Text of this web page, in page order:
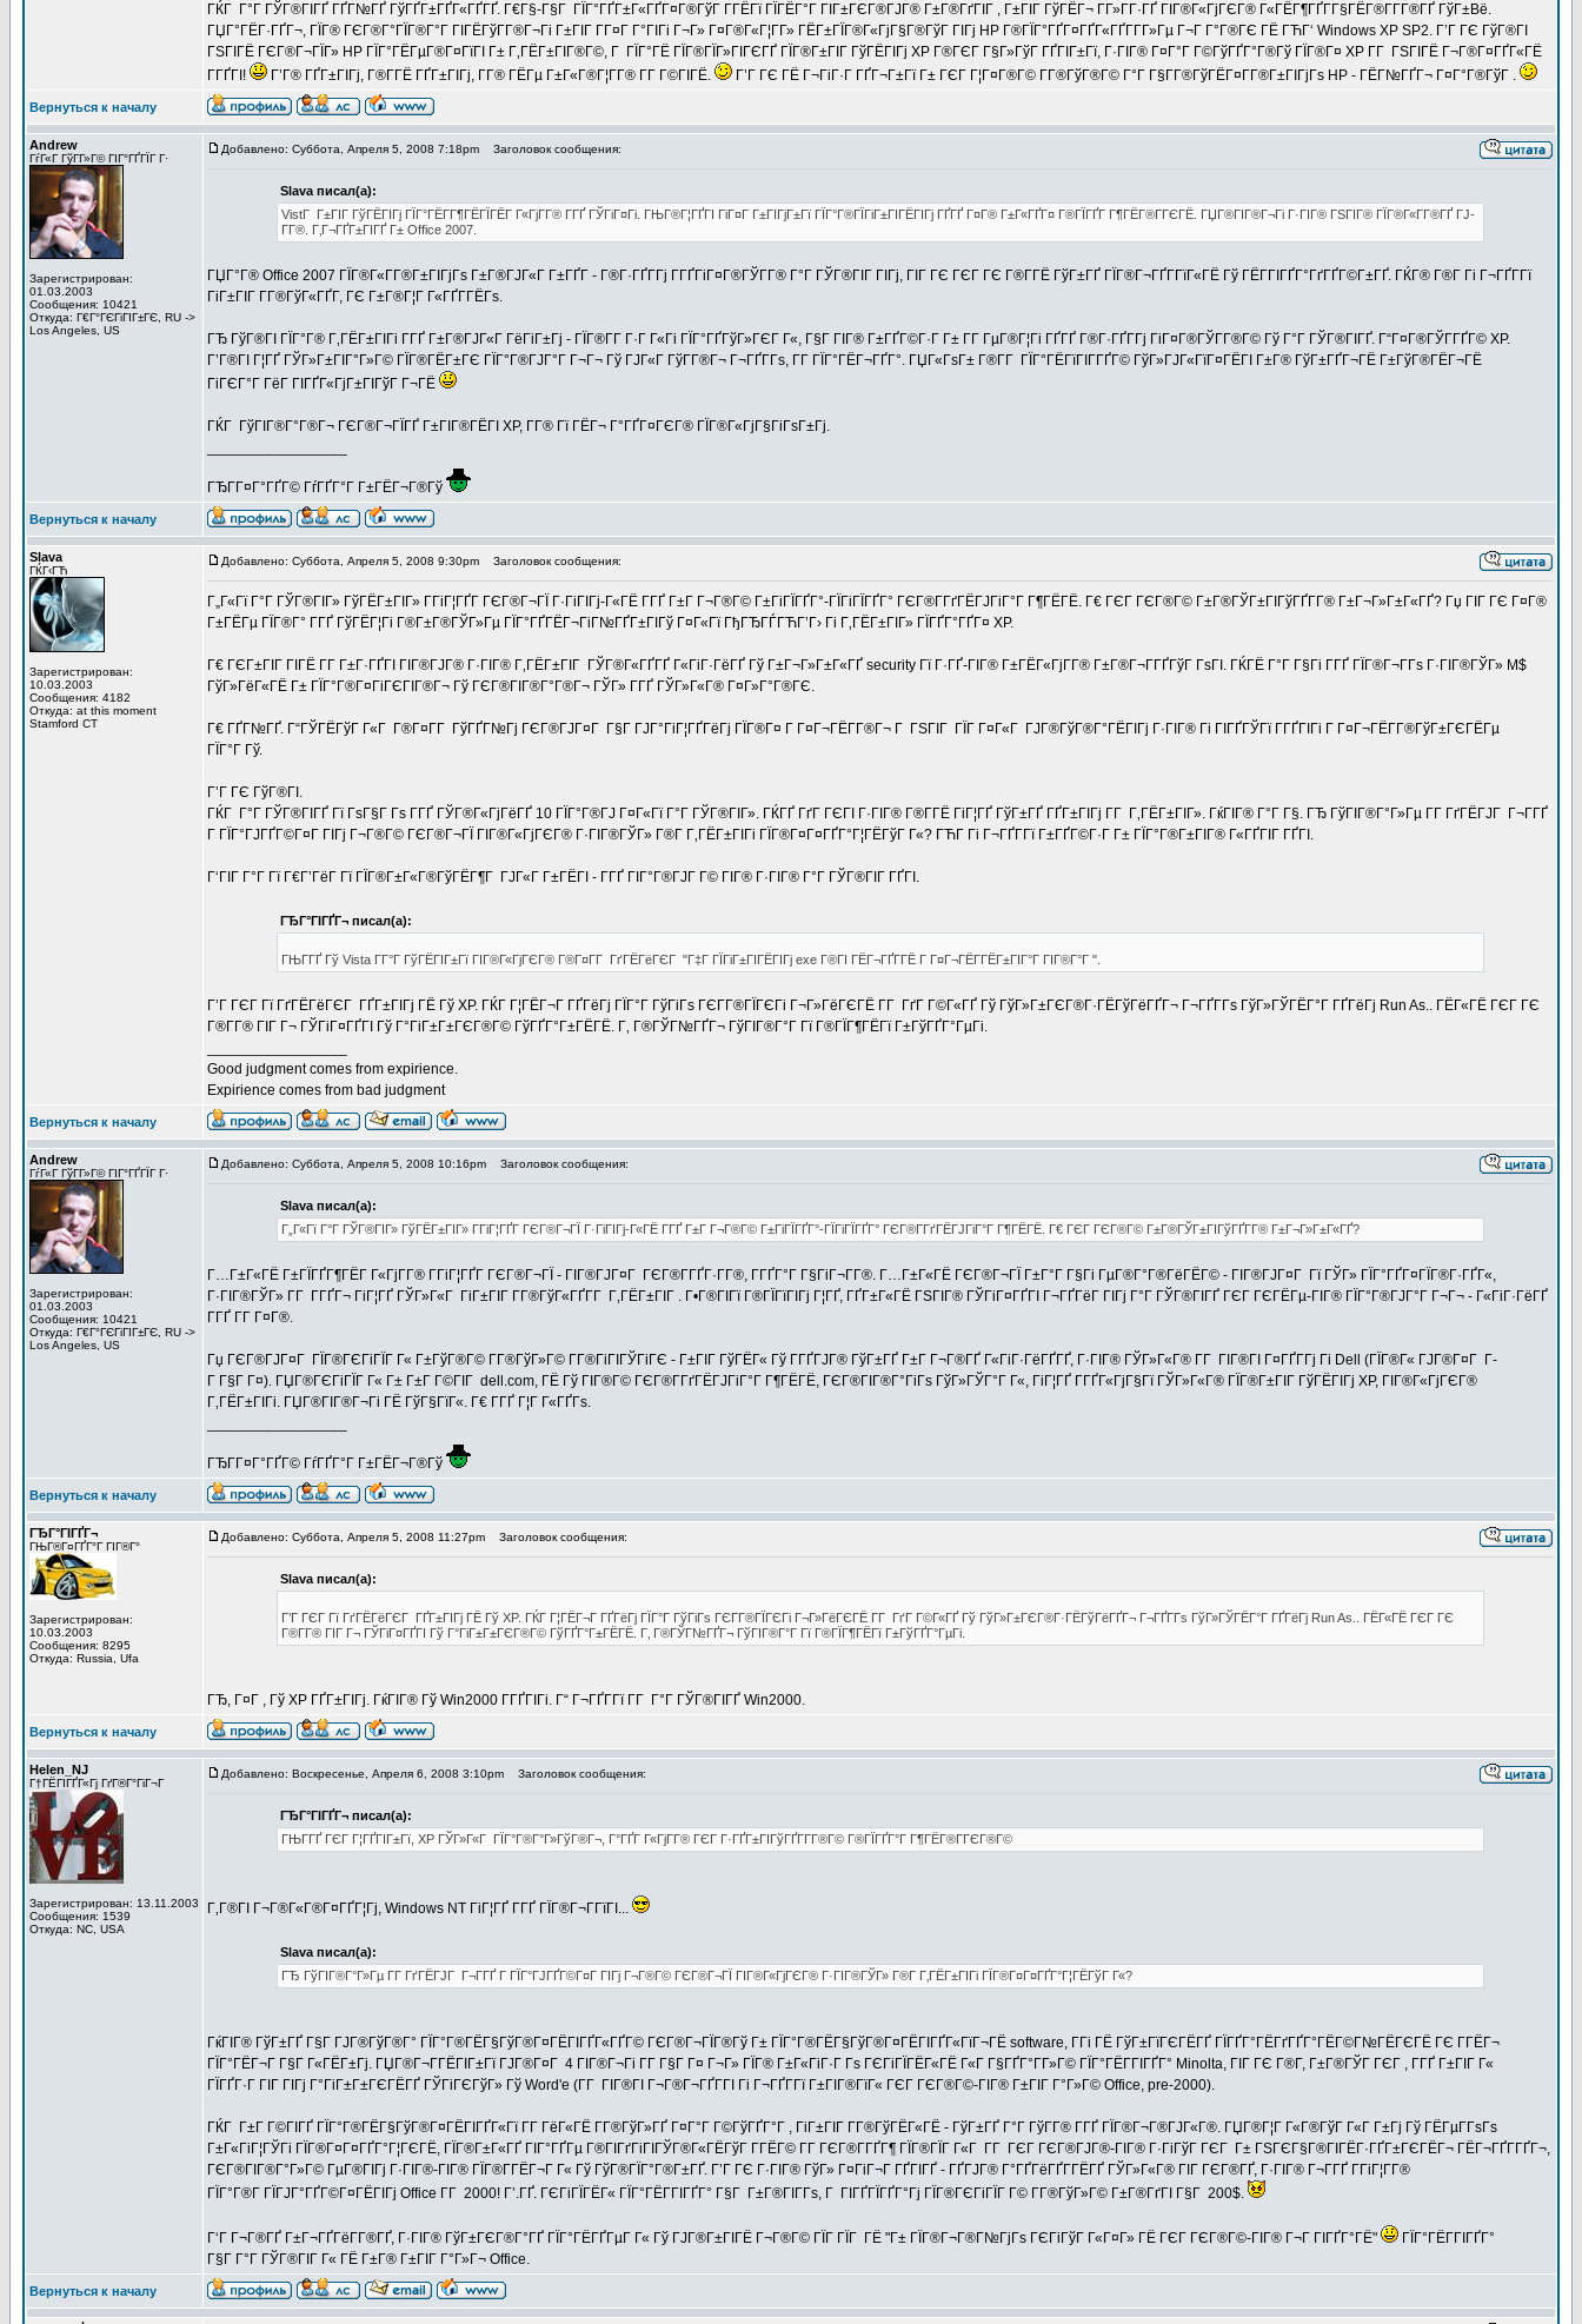
ГЌГ Г°Г ГЎГ®ГІГҐ ГҐГ№ГҐ ГўГҐГ±ГҐГ«ГҐГҐ. Г€Г§-Г§Г ГЇГ°ГҐГ±Г«ГҐГ¤Г®ГўГ Г­ГЁГї ГЇГЁГ°Г ГІГ±ГЄГ®ГЈГ® Г±Г®ГґГІГ , Г±ГІГ ГўГЁГ¬ Г­Г»Г­Г·ГҐ ГІГ®Г«ГјГЄГ® Г«ГЁГ¶ГҐГ­Г§ГЁГ®Г­Г­Г®ГҐ ГўГ±Вё.
ГЏГ°ГЁГ·ГҐГ¬, ГЇГ® ГЄГ®Г°ГЇГ®Г°Г ГІГЁГўГ­Г®Г¬Гі Г±ГІГ Г­Г¤Г Г°ГІГі Г¬Г» Г¤Г®Г«Г¦Г­Г» ГЁГ±ГЇГ®Г«ГјГ§Г®ГўГ ГІГј HP Г®ГЇГ°ГҐГ¤ГҐГ«ГҐГ­Г­Г»Гµ Г¬Г Г°Г®ГЄ ГЁ ГЋГ‘ Windows XP SP2. Г’Г ГЄ ГўГ®ГІ
ГЅГІГЁ ГЄГ®Г¬ГЇГ» HP ГЇГ°ГЁГµГ®Г¤ГїГІ Г± Г‚ГЁГ±ГІГ®Г©, Г ГЇГ°ГЁ ГЇГ®ГЇГ»ГІГЄГҐ ГЇГ®Г±ГІГ ГўГЁГІГј XP Г®ГЄГ Г§Г»ГўГ ГҐГІГ±Гї, Г·ГІГ® Г¤Г°Г Г©ГўГҐГ°Г®Гў ГЇГ®Г¤ XP Г­Г ГЅГІГЁ Г¬Г®Г¤ГҐГ«ГЁ
Г­ГҐГІ!
Г’Г® ГҐГ±ГІГј, Г®Г­ГЁ ГҐГ±ГІГј, Г­Г® ГЁГµ Г±Г«Г®Г¦Г­Г® Г­Г Г©ГІГЁ. Г’Г ГЄ ГЁ Г¬ГіГ·Г ГҐГ¬Г±Гї Г± ГЄГ Г¦Г¤Г®Г© Г­Г®ГўГ®Г© Г°Г Г§Г­Г®ГўГЁГ¤Г­Г®Г±ГІГјГѕ HP - ГЁГ№ГҐГ¬ Г¤Г°Г®ГўГ .
Вернуться к началу
Andrew
ГѓГ«Г ГўГ­Г»Г© ГІГ°ГҐГЇГ Г·
Зарегистрирован:
01.03.2003
Сообщения: 10421
Откуда: Г€Г°ГЄГіГІГ±ГЄ, RU ->
Los Angeles, US
Добавлено: Суббота, Апреля 5, 2008 7:18pm Заголовок сообщения:
Slava писал(а):
VistГ Г±ГІГ ГўГЁГІГј ГЇГ°ГЁГ­Г¶ГЁГЇГЁГ Г«ГјГ­Г® Г­ГҐ ГЎГіГ¤Гі. ГЊГ®Г¦ГҐГІ ГіГ¤Г Г±ГІГјГ±Гї ГЇГ°Г®ГЇГіГ±ГІГЁГІГј ГҐГҐ Г¤Г® Г±Г«ГҐГ¤ Г®ГЇГҐГ Г¶ГЁГ®Г­ГЄГЁ. ГЏГ®ГІГ®Г¬Гі Г·ГІГ® ГЅГІГ® ГЇГ®Г«Г­Г®ГҐ ГЈ-
Г­Г®. Г‚Г¬ГҐГ±ГІГҐ Г± Office 2007.
ГЏГ°Г® Office 2007 ГЇГ®Г«Г­Г®Г±ГІГјГѕ Г±Г®ГЈГ«Г Г±ГҐГ­ - Г®Г·ГҐГ­Гј Г­ГҐГіГ¤Г®ГЎГ­Г® Г°Г ГЎГ®ГІГ ГІГј, ГІГ ГЄ ГЄГ ГЄ Г®Г­ГЁ ГўГ±ГҐ ГЇГ®Г¬ГҐГ­ГїГ«ГЁ Гў ГЁГ­ГІГҐГ°ГґГҐГ©Г±ГҐ. ГЌГ® Г®Г­ Гі Г¬ГҐГ­Гї
ГіГ±ГІГ Г­Г®ГўГ«ГҐГ­, ГЄ Г±Г®Г¦Г Г«ГҐГ­ГЁГѕ.
ГЂ ГўГ®ГІ ГЇГ°Г® Г‚ГЁГ±ГІГі Г­ГҐ Г±Г®ГЈГ«Г ГёГіГ±Гј - ГЇГ®Г­Г Г·Г Г«Гі ГЇГ°ГҐГўГ»ГЄГ Г«, Г§Г ГІГ® Г±ГҐГ©Г·Г Г± Г­Г ГµГ®Г¦Гі ГҐГҐ Г®Г·ГҐГ­Гј ГіГ¤Г®ГЎГ­Г®Г© Гў Г°Г ГЎГ®ГІГҐ. Г“Г¤Г®ГЎГ­ГҐГ© XP.
Г’Г®ГІ Г¦ГҐ ГЎГ»Г±ГІГ°Г»Г© ГЇГ®ГЁГ±ГЄ ГЇГ°Г®ГЈГ°Г Г¬Г¬ Гў ГЈГ«Г ГўГ­Г®Г¬ Г¬ГҐГ­Гѕ, Г­Г ГЇГ°ГЁГ¬ГҐГ°. ГЏГ«ГѕГ± Г®Г­Г ГЇГ°ГЁГїГІГ­ГҐГ© ГўГ»ГЈГ«ГїГ¤ГЁГІ Г±Г® ГўГ±ГҐГ¬ГЁ Г±ГўГ®ГЁГ¬ГЁ
ГіГЄГ°Г ГёГ ГІГҐГ«ГјГ±ГІГўГ Г¬ГЁ
ГЌГ ГўГІГ®Г°Г®Г¬ ГЄГ®Г¬ГЇГҐ Г±ГІГ®ГЁГІ XP, Г­Г® Гї ГЁГ¬ Г°ГҐГ¤ГЄГ® ГЇГ®Г«ГјГ§ГіГѕГ±Гј.
ГЂГ­Г¤Г°ГҐГ© ГѓГҐГ°Г Г±ГЁГ¬Г®Гў
Вернуться к началу
Slava
ГЌГ‹ГЋ
Зарегистрирован:
10.03.2003
Сообщения: 4182
Откуда: at this moment
Stamford CT
Добавлено: Суббота, Апреля 5, 2008 9:30pm Заголовок сообщения:
Г„Г«Гї Г°Г ГЎГ®ГІГ» ГўГЁГ±ГІГ» Г­ГіГ¦ГҐГ­ ГЄГ®Г¬ГЇ Г·ГіГІГј-Г«ГЁ Г­ГҐ Г±Г Г¬Г®Г© Г±ГіГЇГҐГ°-ГЇГіГЇГҐГ° ГЄГ®Г­ГґГЁГЈГіГ°Г Г¶ГЁГЁ. Г€ ГЄГ ГЄГ®Г© Г±Г®ГЎГ±ГІГўГҐГ­Г® Г±Г¬Г»Г±Г«ГҐ? Гџ ГІГ ГЄ Г¤Г®
Г±ГЁГµ ГЇГ®Г° Г­ГҐ ГўГЁГ¦Гі Г®Г±Г®ГЎГ»Гµ ГЇГ°ГҐГЁГ¬ГіГ№ГҐГ±ГІГў Г¤Г«Гї ГђГЂГЃГЋГ’Г› Гі Г‚ГЁГ±ГІГ» ГЇГҐГ°ГҐГ¤ XP.
Г€ ГЄГ±ГІГ ГІГЁ Г­Г Г±Г·ГҐГІ ГІГ®ГЈГ® Г·ГІГ® Г‚ГЁГ±ГІГ ГЎГ®Г«ГҐГҐ Г«ГіГ·ГёГҐ Гў Г±Г¬Г»Г±Г«ГҐ security Гї Г·ГҐ-ГІГ® Г±ГЁГ«ГјГ­Г® Г±Г®Г¬Г­ГҐГўГ ГѕГІ. ГЌГЁ Г°Г Г§Гі Г­ГҐ ГЇГ®Г¬Г­Гѕ Г·ГІГ®ГЎГ» M$
ГўГ»ГёГ«ГЁ Г± ГЇГ°Г®Г¤ГіГЄГІГ®Г¬ Гў ГЄГ®ГІГ®Г°Г®Г¬ ГЎГ» Г­ГҐ ГЎГ»Г«Г® Г¤Г»Г°Г®ГЄ.
Г€ ГҐГ№ГҐ. Г“ГЎГЁГўГ Г«Г Г®Г¤Г­Г ГўГҐГ№Гј ГЄГ®ГЈГ¤Г Г§Г ГЈГ°ГіГ¦ГҐГёГј ГЇГ®Г¤ Г Г¤Г¬ГЁГ­Г®Г¬ Г ГЅГІГ ГЇГ Г¤Г«Г ГЈГ®ГўГ®Г°ГЁГІГј Г·ГІГ® Гі ГІГҐГЎГї Г­ГҐГІГі Г Г¤Г¬ГЁГ­Г®ГўГ±ГЄГЁГµ
ГЇГ°Г Гў.
Г’Г ГЄ ГўГ®ГІ.
ГЌГ Г°Г ГЎГ®ГІГҐ Гї ГѕГ§Г Гѕ Г­ГҐ ГЎГ®Г«ГјГёГҐ 10 ГЇГ°Г®ГЈ Г¤Г«Гї Г°Г ГЎГ®ГІГ». ГЌГҐ ГґГ ГЄГІ Г·ГІГ® Г®Г­ГЁ ГіГ¦ГҐ ГўГ±ГҐ ГҐГ±ГІГј Г­Г Г‚ГЁГ±ГІГ». ГќГІГ® Г°Г Г§. ГЂ ГўГІГ®Г°Г»Гµ Г­Г ГґГЁГЈГ Г¬Г­ГҐ
Г ГЇГ°ГЈГҐГ©Г¤Г ГІГј Г¬Г®Г© ГЄГ®Г¬ГЇ ГІГ®Г«ГјГЄГ® Г·ГІГ®ГЎГ» Г®Г­ Г‚ГЁГ±ГІГі ГЇГ®Г¤Г¤ГҐГ°Г¦ГЁГўГ Г«? ГЋГ­ Гі Г¬ГҐГ­Гї Г±ГҐГ©Г·Г Г± ГЇГ°Г®Г±ГІГ® Г«ГҐГІГ ГҐГІ.
Г‘ГІГ Г°Г Гї Г€Г’ГёГ Гї ГЇГ®Г±Г«Г®ГўГЁГ¶Г ГЈГ«Г Г±ГЁГІ - Г­ГҐ ГІГ°Г®ГЈГ Г© ГІГ® Г·ГІГ® Г°Г ГЎГ®ГІГ ГҐГІ.
ГЂГ°ГІГҐГ¬ писал(а):
ГЊГ­ГҐ Гў Vista Г­Г°Г ГўГЁГІГ±Гї ГІГ®Г«ГјГЄГ® Г®Г¤Г­Г ГґГЁГёГЄГ "Г‡Г ГЇГіГ±ГІГЁГІГј exe Г®ГІ ГЁГ¬ГҐГ­ГЁ Г Г¤Г¬ГЁГ­ГЁГ±ГІГ°Г ГІГ®Г°Г ".
Г’Г ГЄГ Гї ГґГЁГёГЄГ ГҐГ±ГІГј ГЁ Гў XP. ГЌГ Г¦ГЁГ¬Г ГҐГёГј ГЇГ°Г ГўГіГѕ ГЄГ­Г®ГЇГЄГі Г¬Г»ГёГЄГЁ Г­Г ГґГ Г©Г«ГҐ Гў ГўГ»Г±ГЄГ®Г·ГЁГўГёГҐГ¬ Г¬ГҐГ­Гѕ ГўГ»ГЎГЁГ°Г ГҐГёГј Run As.. ГЁГ«ГЁ ГЄГ ГЄ
Г®Г­Г® ГІГ Г¬ ГЎГіГ¤ГҐГІ Гў Г°ГіГ±Г±ГЄГ®Г© ГўГҐГ°Г±ГЁГЁ. Г‚ Г®ГЎГ№ГҐГ¬ ГўГІГ®Г°Г Гї Г®ГЇГ¶ГЁГї Г±ГўГҐГ°ГµГі.
Good judgment comes from expirience.
Expirience comes from bad judgment
Вернуться к началу
Andrew
ГѓГ«Г ГўГ­Г»Г© ГІГ°ГҐГЇГ Г·
Зарегистрирован:
01.03.2003
Сообщения: 10421
Откуда: Г€Г°ГЄГіГІГ±ГЄ, RU ->
Los Angeles, US
Добавлено: Суббота, Апреля 5, 2008 10:16pm Заголовок сообщения:
Slava писал(а):
Г„Г«Гї Г°Г ГЎГ®ГІГ» ГўГЁГ±ГІГ» Г­ГіГ¦ГҐГ­ ГЄГ®Г¬ГЇ Г·ГіГІГј-Г«ГЁ Г­ГҐ Г±Г Г¬Г®Г© Г±ГіГЇГҐГ°-ГЇГіГЇГҐГ° ГЄГ®Г­ГґГЁГЈГіГ°Г Г¶ГЁГЁ. Г€ ГЄГ ГЄГ®Г© Г±Г®ГЎГ±ГІГўГҐГ­Г® Г±Г¬Г»Г±Г«ГҐ?
Г…Г±Г«ГЁ Г±ГЇГҐГ¶ГЁГ Г«ГјГ­Г® Г­ГіГ¦ГҐГ­ ГЄГ®Г¬ГЇ - ГІГ®ГЈГ¤Г ГЄГ®Г­ГҐГ·Г­Г®, Г­ГҐГ°Г Г§ГіГ¬Г­Г®. Г…Г±Г«ГЁ ГЄГ®Г¬ГЇ Г±Г°Г Г§Гі ГµГ®Г°Г®ГёГЁГ© - ГІГ®ГЈГ¤Г Гї ГЎГ» ГЇГ°ГҐГ¤ГЇГ®Г·ГҐГ«,
Г·ГІГ®ГЎГ» Г­Г Г­ГҐГ¬ ГіГ¦ГҐ ГЎГ»Г«Г ГіГ±ГІГ Г­Г®ГўГ«ГҐГ­Г Г‚ГЁГ±ГІГ . Г•Г®ГІГї Г®ГЇГїГІГј Г¦ГҐ, ГҐГ±Г«ГЁ ГЅГІГ® ГЎГіГ¤ГҐГІ Г¬ГҐГёГ ГІГј Г°Г ГЎГ®ГІГҐ ГЄГ ГЄГЁГµ-ГІГ® ГЇГ°Г®ГЈГ°Г Г¬Г¬ - Г«ГіГ·ГёГҐ
Г­ГҐ Г­Г Г¤Г®.
Гџ ГЄГ®ГЈГ¤Г ГЇГ®ГЄГіГЇГ Г« Г±ГўГ®Г© Г­Г®ГўГ»Г© Г­Г®ГіГІГЎГіГЄ - Г±ГІГ ГўГЁГ« Гў Г­ГҐГЈГ® ГўГ±ГҐ Г±Г Г¬Г®ГҐ Г«ГіГ·ГёГҐГҐ, Г·ГІГ® ГЎГ»Г«Г® Г­Г ГІГ®ГІ Г¤ГҐГ­Гј Гі Dell (ГЇГ®Г« ГЈГ®Г¤Г Г­
Г Г§Г Г¤). ГЏГ®ГЄГіГЇГ Г« Г± Г±Г Г©ГІГ dell.com, ГЁ Гў ГІГ®Г© ГЄГ®Г­ГґГЁГЈГіГ°Г Г¶ГЁГЁ, ГЄГ®ГІГ®Г°ГіГѕ ГўГ»ГЎГ°Г Г«, ГіГ¦ГҐ Г­ГҐГ«ГјГ§Гї ГЎГ»Г«Г® ГЇГ®Г±ГІГ ГўГЁГІГј XP, ГІГ®Г«ГјГЄГ®
Г‚ГЁГ±ГІГі. ГЏГ®ГІГ®Г¬Гі ГЁ ГўГ§ГїГ«. Г€ Г­ГҐ Г¦Г Г«ГҐГѕ.
ГЂГ­Г¤Г°ГҐГ© ГѓГҐГ°Г Г±ГЁГ¬Г®Гў
Вернуться к началу
ГЂГ°ГІГҐГ¬
ГЊГ®Г¤ГҐГ°Г ГІГ®Г°
Зарегистрирован:
10.03.2003
Сообщения: 8295
Откуда: Russia, Ufa
Добавлено: Суббота, Апреля 5, 2008 11:27pm Заголовок сообщения:
Slava писал(а):
Г’Г ГЄГ Гї ГґГЁГёГЄГ ГҐГ±ГІГј ГЁ Гў XP. ГЌГ Г¦ГЁГ¬Г ГҐГёГј ГЇГ°Г ГўГіГѕ ГЄГ­Г®ГЇГЄГі Г¬Г»ГёГЄГЁ Г­Г ГґГ Г©Г«ГҐ Гў ГўГ»Г±ГЄГ®Г·ГЁГўГёГҐГ¬ Г¬ГҐГ­Гѕ ГўГ»ГЎГЁГ°Г ГҐГёГј Run As.. ГЁГ«ГЁ ГЄГ ГЄ
Г®Г­Г® ГІГ Г¬ ГЎГіГ¤ГҐГІ Гў Г°ГіГ±Г±ГЄГ®Г© ГўГҐГ°Г±ГЁГЁ. Г‚ Г®ГЎГ№ГҐГ¬ ГўГІГ®Г°Г Гї Г®ГЇГ¶ГЁГї Г±ГўГҐГ°ГµГі.
ГЂ, Г¤Г , Гў XP ГҐГ±ГІГј. ГќГІГ® Гў Win2000 Г­ГҐГІГі. Г“ Г¬ГҐГ­Гї Г­Г Г°Г ГЎГ®ГІГҐ Win2000.
Вернуться к началу
Helen_NJ
Г†ГЁГІГҐГ«Гј ГґГ®Г°ГіГ¬Г
Зарегистрирован: 13.11.2003
Сообщения: 1539
Откуда: NC, USA
Добавлено: Воскресенье, Апреля 6, 2008 3:10pm Заголовок сообщения:
ГЂГ°ГІГҐГ¬ писал(а):
ГЊГ­ГҐ ГЄГ Г¦ГҐГІГ±Гї, XP ГЎГ»Г«Г ГЇГ°Г®Г°Г»ГўГ®Г¬, Г°ГҐГ Г«ГјГ­Г® ГЄГ Г·ГҐГ±ГІГўГҐГ­Г­Г®Г© Г®ГЇГҐГ°Г Г¶ГЁГ®Г­ГЄГ®Г©
Г‚Г®ГІ Г¬Г®Г«Г®Г¤ГҐГ¦Гј, Windows NT ГіГ¦ГҐ Г­ГҐ ГЇГ®Г¬Г­ГїГІ...
Slava писал(а):
ГЂ ГўГІГ®Г°Г»Гµ Г­Г ГґГЁГЈГ Г¬Г­ГҐ Г ГЇГ°ГЈГҐГ©Г¤Г ГІГј Г¬Г®Г© ГЄГ®Г¬ГЇ ГІГ®Г«ГјГЄГ® Г·ГІГ®ГЎГ» Г®Г­ Г‚ГЁГ±ГІГі ГЇГ®Г¤Г¤ГҐГ°Г¦ГЁГўГ Г«?
ГќГІГ® ГўГ±ГҐ Г§Г ГЈГ®ГўГ®Г° ГЇГ°Г®ГЁГ§ГўГ®Г¤ГЁГІГҐГ«ГҐГ© ГЄГ®Г¬ГЇГ®Гў Г± ГЇГ°Г®ГЁГ§ГўГ®Г¤ГЁГІГҐГ«ГїГ¬ГЁ software, Г­Гі ГЁ ГўГ±ГїГЄГЁГҐ ГЇГҐГ°ГЁГґГҐГ°ГЁГ©Г№ГЁГЄГЁ ГЄ Г­ГЁГ¬
ГЇГ°ГЁГ¬Г Г§Г Г«ГЁГ±Гј. ГЏГ®Г¬Г­ГЁГІГ±Гї ГЈГ®Г¤Г 4 ГІГ®Г¬Гі Г­Г Г§Г Г¤ Г¬Г» ГЇГ® Г±Г«ГіГ·Г Гѕ ГЄГіГЇГЁГ«ГЁ Г«Г Г§ГҐГ°Г­Г»Г© ГЇГ°ГЁГ­ГІГҐГ° Minolta, ГІГ ГЄ Г®Г­, Г±Г®ГЎГ ГЄГ , Г­ГҐ Г±ГІГ Г«
ГЇГҐГ·Г ГІГ ГІГј Г°ГіГ±Г±ГЄГЁГҐ ГЎГіГЄГўГ» Гў Word'e (Г­Г ГІГ®ГІ Г¬Г®Г¬ГҐГ­ГІ Гі Г¬ГҐГ­Гї Г±ГІГ®ГїГ« ГЄГ ГЄГ®Г©-ГІГ® Г±ГІГ Г°Г»Г© Office, pre-2000).
ГЌГ Г±Г Г©ГІГҐ ГЇГ°Г®ГЁГ§ГўГ®Г¤ГЁГІГҐГ«Гї Г­Г ГёГ«ГЁ Г­Г®ГўГ»ГҐ Г¤Г°Г Г©ГўГҐГ°Г , ГіГ±ГІГ Г­Г®ГўГЁГ«ГЁ - ГўГ±ГҐ Г°Г ГўГ­Г® Г­ГҐ ГЇГ®Г¬Г®ГЈГ«Г®. ГЏГ®Г¦Г Г«Г®ГўГ Г«Г Г±Гј Гў ГЁГµГ­ГѕГѕ
Г±Г«ГіГ¦ГЎГі ГЇГ®Г¤Г¤ГҐГ°Г¦ГЄГЁ, ГЇГ®Г±Г«ГҐ ГІГ°ГҐГµ Г®ГІГґГіГІГЎГ®Г«ГЁГўГ Г­ГЁГ© Г­Г ГЄГ®Г­ГҐГ¶ ГЇГ®ГЇГ Г«Г Г­Г ГЄГ ГЄГ®ГЈГ®-ГІГ® Г·ГіГўГ ГЄГ Г± ГЅГЄГ§Г®ГІГЁГ·ГҐГ±ГЄГЁГ¬ ГЁГ¬ГҐГ­ГҐГ¬,
ГЄГ®ГІГ®Г°Г»Г© ГµГ®ГІГј Г·ГІГ®-ГІГ® ГЇГ®Г­ГЁГ¬Г Г« Гў ГўГ®ГЇГ°Г®Г±ГҐ. Г’Г ГЄ Г·ГІГ® ГўГ» Г¤ГіГ¬Г ГҐГІГҐ - ГҐГЈГ® Г°ГҐГёГҐГ­ГЁГҐ ГЎГ»Г«Г® ГІГ ГЄГ®ГҐ, Г·ГІГ® Г¬Г­ГҐ Г­ГіГ¦Г­Г®
ГЇГ°Г®Г ГЇГЈГ°ГҐГ©Г¤ГЁГІГј Office Г­Г 2000! Г’.ГҐ. ГЄГіГЇГЁГ« ГЇГ°ГЁГ­ГІГҐГ° Г§Г Г±Г®ГІГ­Гѕ, Г ГІГҐГЇГҐГ°Гј ГЇГ®ГЄГіГЇГ Г© Г­Г®ГўГ»Г© Г±Г®ГґГІ Г§Г 200$.
Г‘Г Г¬Г®ГҐ Г±Г¬ГҐГёГ­Г®ГҐ, Г·ГІГ® ГўГ±ГЄГ®Г°ГҐ ГЇГ°ГЁГҐГµГ Г« Гў ГЈГ®Г±ГІГЁ Г¬Г®Г© ГЇГ ГЇГ ГЁ "Г± ГЇГ®Г¬Г®Г№ГјГѕ ГЄГіГўГ Г«Г¤Г» ГЁ ГЄГ ГЄГ®Г©-ГІГ® Г¬Г ГІГҐГ°ГЁ"
ГЇГ°ГЁГ­ГІГҐГ°
Г§Г Г°Г ГЎГ®ГІГ Г« ГЁ Г±Г® Г±ГІГ Г°Г»Г¬ Office.
Вернуться к началу